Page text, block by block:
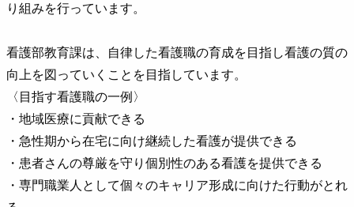
り組みを行っています。
看護部教育課は、自律した看護職の育成を目指し看護の質の
向上を図っていくことを目指しています。
〈目指す看護職の一例〉
・地域医療に貢献できる
・急性期から在宅に向け継続した看護が提供できる
・患者さんの尊厳を守り個別性のある看護を提供できる
・専門職業人として個々のキャリア形成に向けた行動がとれ